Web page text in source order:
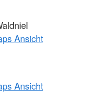
Ansicht
Ansicht